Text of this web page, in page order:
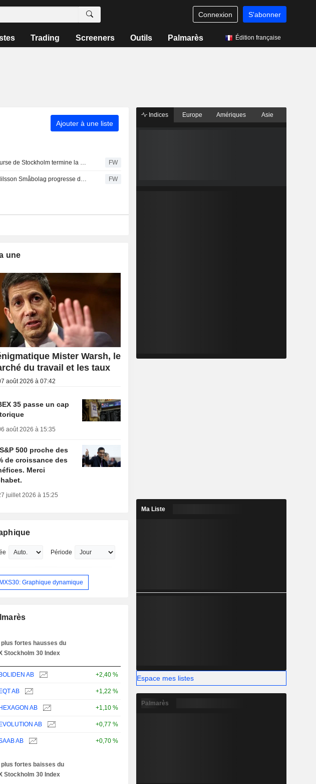
Connexion S'abonner
Trading Screeners Outils Palmarès Édition française
Ajouter à une liste
La Bourse de Stockholm termine la séance de vendredi dans le rouge - Lundin Gold progresse après ses résultats FW
PriorNilsson Småbolag progresse de 1,23 % en juillet - renforcement des positions dans Bure, AQ Group et Altra Fastigheter FW
une
Mister Warsh, le
du travail et les taux
août 2026 à 07:42
35 passe un cap
août 2026 à 15:35
500 proche des
de croissance des
Merci
juillet 2026 à 15:25
Période
Graphique dynamique
plus fortes hausses du
Stockholm 30 Index
BOLIDEN AB +2,40 %
EQT AB +1,22 %
HEXAGON AB +1,10 %
EVOLUTION AB +0,77 %
AB +0,70 %
plus fortes baisses du
Stockholm 30 Index
Indices Europe Amériques Asie
Ma Liste
Espace mes listes
Palmarès